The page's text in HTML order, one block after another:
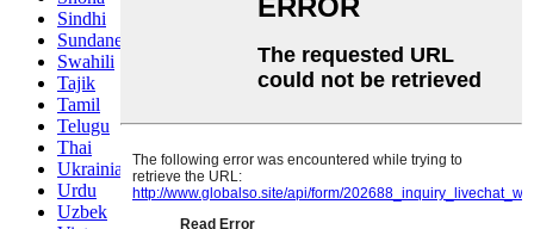
Sindhi
Sundanese
Swahili
Tajik
Tamil
Telugu
Thai
Ukrainian
Urdu
Uzbek